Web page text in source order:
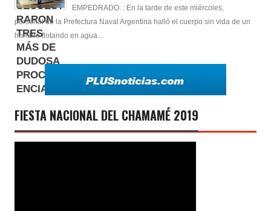
EMPEDRADO. : En la tarde de este miércoles,
personal de la Prefectura Naval Argentina halló el cuerpo sin vida de un
hombre flotando en agua...
FIESTA NACIONAL DEL CHAMAMÉ 2019